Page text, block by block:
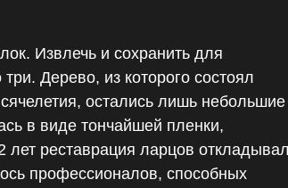
Извлечь и сохранить для
Дерево, из которого состоял
остались лишь небольшие
в виде тончайшей пленки,
реставрация ларцов
профессионалов, способных